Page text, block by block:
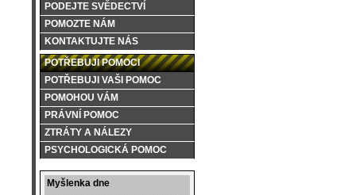
PODEJTE SVĚDECTVÍ
POMOZTE NÁM
KONTAKTUJTE NÁS
POTŘEBUJI POMOCI
POTŘEBUJI VAŠI POMOC
POMOHOU VÁM
PRÁVNÍ POMOC
ZTRÁTY A NÁLEZY
PSYCHOLOGICKÁ POMOC
Myšlenka dne